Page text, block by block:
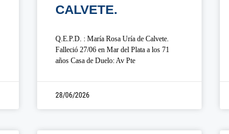
CALVETE.
Q.E.P.D. : María Rosa Uría de Calvete.
Falleció 27/06 en Mar del Plata a los 71
años Casa de Duelo: Av Pte
28/06/2026